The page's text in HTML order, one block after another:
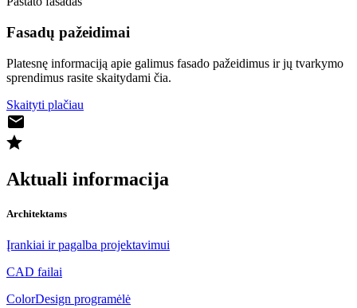
Fasadų pažeidimai
Platesnę informaciją apie galimus fasado pažeidimus ir jų tvarkymo
sprendimus rasite skaitydami čia.
Skaityti plačiau
Aktuali informacija
Architektams
Įrankiai ir pagalba projektavimui
CAD failai
ColorDesign programėlė